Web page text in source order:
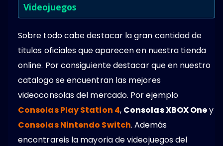
Videojuegos
Sobre todo cabe destacar la gran cantidad de
titulos oficiales que aparecen en nuestra tienda
online. Por consiguiente destacar que en nuestro
catalogo se encuentran las mejores
videoconsolas del mercado. Por ejemplo
Consolas Play Station 4, Consolas XBOX Oney
Consolas Nintendo Switch. Además
encontrareis la mayoria de videojuegos del